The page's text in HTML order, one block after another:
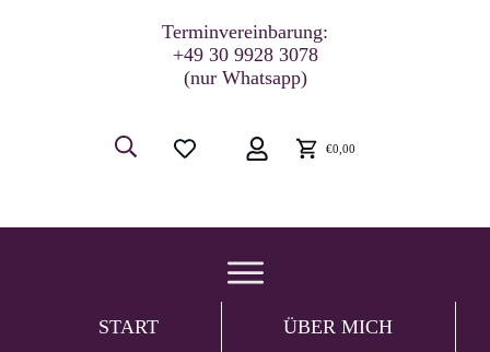
Terminvereinbarung:
+49 30 9928 3078
(nur Whatsapp)
€0,00
START ÜBER MICH